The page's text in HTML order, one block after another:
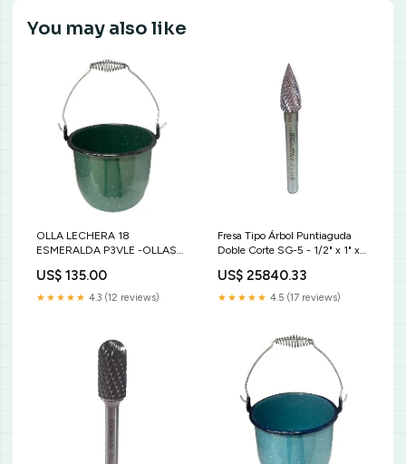
You may also like
OLLA LECHERA 18
ESMERALDA P3VLE -OLLAS
US$ 135.00
★★★★★ 4.3 (12 reviews)
Fresa Tipo Árbol Puntiaguda
Doble Corte SG-5 - 1/2" x 1" x
US$ 25840.33
★★★★★ 4.5 (17 reviews)